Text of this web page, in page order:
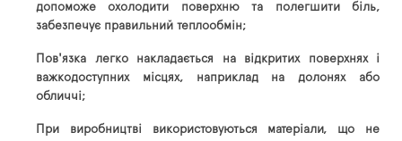
допоможе охолодити поверхню та полегшити біль,
забезпечує правильний теплообмін;
Пов'язка легко накладається на відкритих поверхнях і
важкодоступних місцях, наприклад на долонях або
обличчі;
При виробництві використовуються матеріали, що не